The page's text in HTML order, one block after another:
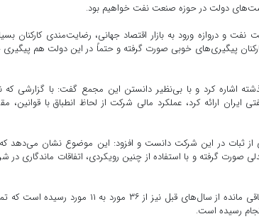
دولت در حوزه صنعت نفت خواهیم بود.
و دروازه ورود به بازار اقتصاد جهانی، رضایت‌مندی کارکنان
پیگیری‌های خوبی صورت گرفته و حتماً در این دولت هم پیگیری
اشاره کرد و با بی‌نظیر دانستن این مجمع گفت: با گزارشی که
مالی سال ۱۴۰۲ شرکت پایانه‌های نفتی ایران ارائه کرد، عملکرد مالی شرکت از لحاظ انطباق با
از ثبات در این شرکت دانست و افزود: این موضوع نشان می‌دهد که
گرفته و با استفاده از چنین رویکردی، اتفاقات ماندگاری در
وی گفت: در حال حاضر ۲۴ پروژه راکد به ۸ مورد کاهش یافته و پروژه‌های باقی مانده از سال‌های قبل نیز از ۳۶ مورد
رسیده است.